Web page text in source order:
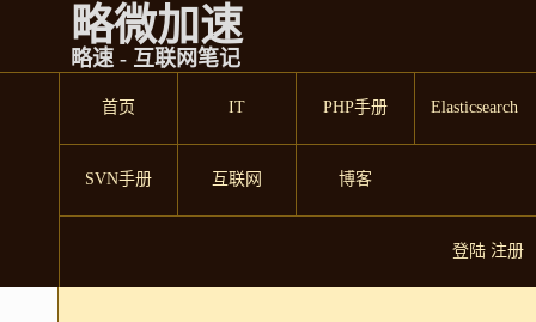
略微加速
略速 - 互联网笔记
首页 IT PHP手册 Elasticsearch
SVN手册 互联网 博客
登陆 注册